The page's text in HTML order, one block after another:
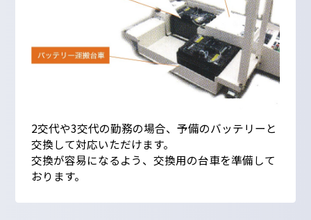
2交代や3交代の勤務の場合、予備のバッテリーと
交換して対応いただけます。
交換が容易になるよう、交換用の台車を準備して
おります。